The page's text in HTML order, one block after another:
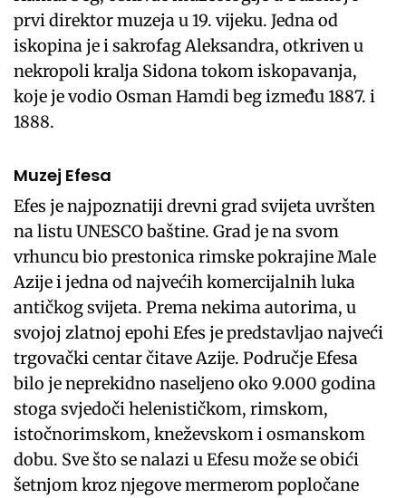
prvi direktor muzeja u 19. vijeku. Jedna od
iskopina je i sakrofag Aleksandra, otkriven u
nekropoli kralja Sidona tokom iskopavanja,
koje je vodio Osman Hamdi beg između 1887. i
1888.
Muzej Efesa
Efes je najpoznatiji drevni grad svijeta uvršten
na listu UNESCO baštine. Grad je na svom
vrhuncu bio prestonica rimske pokrajine Male
Azije i jedna od najvećih komercijalnih luka
antičkog svijeta. Prema nekima autorima, u
svojoj zlatnoj epohi Efes je predstavljao najveći
trgovački centar čitave Azije. Područje Efesa
bilo je neprekidno naseljeno oko 9.000 godina
stoga svjedoči helenističkom, rimskom,
istočnorimskom, kneževskom i osmanskom
dobu. Sve što se nalazi u Efesu može se obići
šetnjom kroz njegove mermerom popločane